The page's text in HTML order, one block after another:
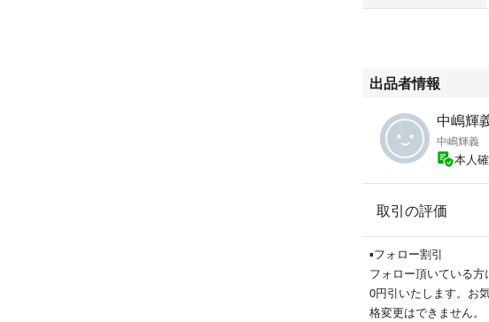
出品者情報
中嶋輝
中嶋輝義
本人
取引の評価
▪️フォロー割引
フォロー頂いている
0円引いたします。お
格変更はできません。